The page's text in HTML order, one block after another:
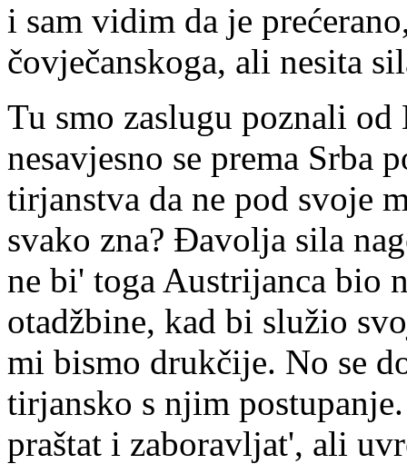
i sam vidim da je
čovječanskoga, ali nesita
Tu smo zaslugu poznali
nesavjesno se prema Srba
tirjanstva da ne pod svoje
svako zna? Đavolja sila
ne bi' toga Austrijanca bio
otadžbine, kad bi služio
mi bismo drukčije. No se
tirjansko s njim
praštat i zaboravljat', ali